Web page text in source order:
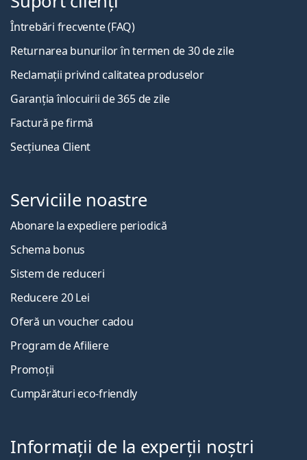
Întrebări frecvente (FAQ)
Returnarea bunurilor în termen de 30 de zile
Reclamații privind calitatea produselor
Garanția înlocuirii de 365 de zile
Factură pe firmă
Secțiunea Client
Serviciile noastre
Abonare la expediere periodică
Schema bonus
Sistem de reduceri
Reducere 20 Lei
Oferă un voucher cadou
Program de Afiliere
Promoții
Cumpărături eco-friendly
Informații de la experții noștri